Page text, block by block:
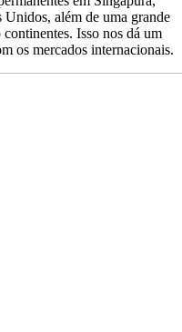
além de uma grande
Isso nos dá um
os mercados internacionais.